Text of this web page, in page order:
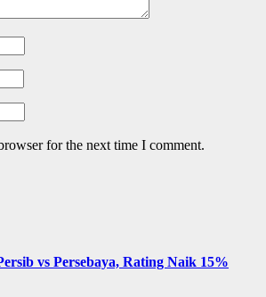
for the next time I comment.
vs Persebaya, Rating Naik 15%